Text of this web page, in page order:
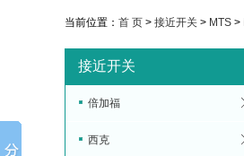
当前位置： 首 页 > 接近开关 > MTS >
接近开关
倍加福
西克